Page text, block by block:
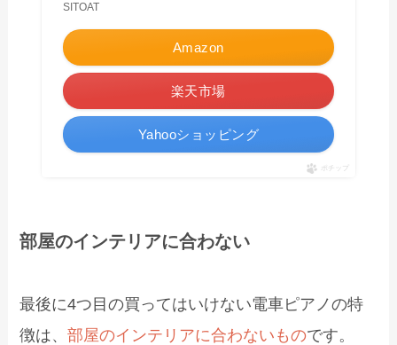
SITOAT
Amazon
楽天市場
Yahooショッピング
ポチップ
部屋のインテリアに合わない
最後に4つ目の買ってはいけない電車ピアノの特
徴は、部屋のインテリアに合わないものです。